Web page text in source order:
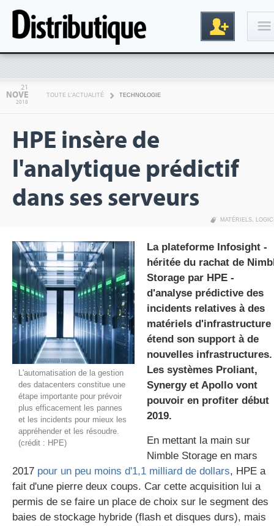
gratuite
21
NOVE
2018
TOUTE L'ACTUALITÉ TECHNOLOGIE
HPE insère de
l'analytique prédictif
dans ses serveurs
MATÉRIELS,
L'automatisation de la gestion
des datacenters constitue une
étape importante pour prévoir
plus efficacement les pannes
et les incidents pour mieux les
appréhender et les résoudre.
(crédit : HPE)
La plateforme Infosight -
héritée du rachat de
Storage par HPE -
d'analyse prédictive des
incidents relatives à des
matériels d'infrastructure
étend son support à de
nouvelles infrastructures.
Les systèmes Proliant,
Synergy et Apollo vont
pouvoir en profiter début
2019.
En mettant la main sur
Nimble Storage en mars
2017 pour un peu moins d'1,1 milliard de dollars, HPE a
fait d'une pierre deux coups. Car cette acquisition lui a
permis de se faire un place de choix sur le segment des
baies de stockage hybride (flash et disques durs), mais